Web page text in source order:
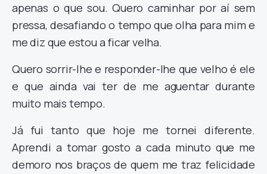
apenas o que sou. Quero caminhar por aí sem
pressa, desafiando o tempo que olha para mim e
me diz que estou a ficar velha.
Quero sorrir-lhe e responder-lhe que velho é ele
e que ainda vai ter de me aguentar durante
muito mais tempo.
Já fui tanto que hoje me tornei diferente.
Aprendi a tomar gosto a cada minuto que me
demoro nos braços de quem me traz felicidade